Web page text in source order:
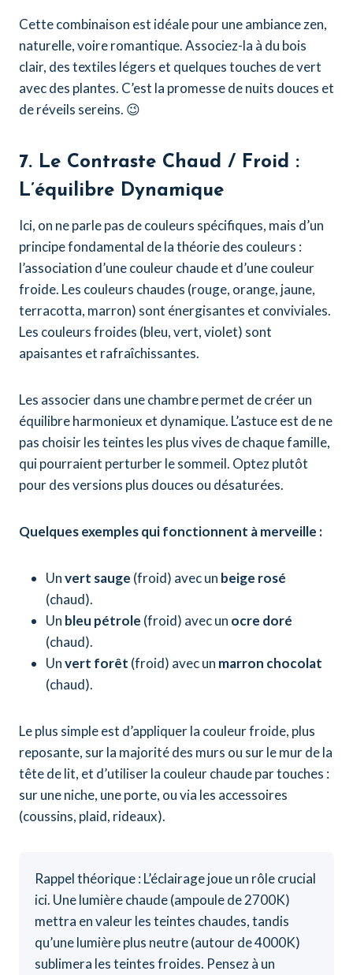
Cette combinaison est idéale pour une ambiance zen,
naturelle, voire romantique. Associez-la à du bois
clair, des textiles légers et quelques touches de vert
avec des plantes. C’est la promesse de nuits douces et
de réveils sereins. 😉
7. Le Contraste Chaud / Froid :
L’équilibre Dynamique
Ici, on ne parle pas de couleurs spécifiques, mais d’un
principe fondamental de la théorie des couleurs :
l’association d’une couleur chaude et d’une couleur
froide. Les couleurs chaudes (rouge, orange, jaune,
terracotta, marron) sont énergisantes et conviviales.
Les couleurs froides (bleu, vert, violet) sont
apaisantes et rafraîchissantes.
Les associer dans une chambre permet de créer un
équilibre harmonieux et dynamique. L’astuce est de ne
pas choisir les teintes les plus vives de chaque famille,
qui pourraient perturber le sommeil. Optez plutôt
pour des versions plus douces ou désaturées.
Quelques exemples qui fonctionnent à merveille :
Unvert sauge (froid) avec un beige rosé
(chaud).
Un bleu pétrole (froid) avec un ocre doré
(chaud).
Unvert forêt (froid) avec un marron chocolat
(chaud).
Le plus simple est d’appliquer la couleur froide, plus
reposante, sur la majorité des murs ou sur le mur de la
tête de lit, et d’utiliser la couleur chaude par touches :
sur une niche, une porte, ou via les accessoires
(coussins, plaid, rideaux).
Rappel théorique : L’éclairage joue un rôle crucial
ici. Une lumière chaude (ampoule de 2700K)
mettra en valeur les teintes chaudes, tandis
qu’une lumière plus neutre (autour de 4000K)
sublimera les teintes froides. Pensez à un